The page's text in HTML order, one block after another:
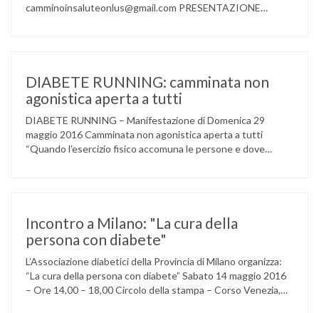
camminoinsaluteonlus@gmail.com PRESENTAZIONE
gruppo musicale GROOVY LEMONS di PREGNANA
MILANESE. L’ Associazione …
DIABETE RUNNING: camminata non
agonistica aperta a tutti
DIABETE RUNNING – Manifestazione di Domenica 29
maggio 2016 Camminata non agonistica aperta a tutti
“Quando l’esercizio fisico accomuna le persone e dove
Incontro a Milano: "La cura della
persona con diabete"
L’Associazione diabetici della Provincia di Milano organizza:
“La cura della persona con diabete” Sabato 14 maggio 2016
– Ore 14,00 – 18,00 Circolo della stampa – Corso Venezia,